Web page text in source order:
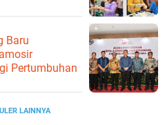
Baru
Pertumbuhan
LAINNYA